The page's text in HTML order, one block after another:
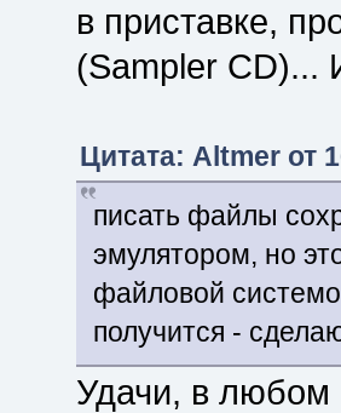
в приставке,
(Sampler
Цитата: Altmer от
писать файлы
эмулятором, но
файловой
получится -
Удачи, в любом